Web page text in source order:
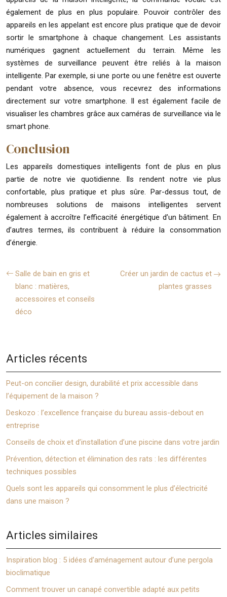
également de plus en plus populaire. Pouvoir contrôler des
appareils en les appelant est encore plus pratique que de devoir
sortir le smartphone à chaque changement. Les assistants
numériques gagnent actuellement du terrain. Même les
systèmes de surveillance peuvent être reliés à la maison
intelligente. Par exemple, si une porte ou une fenêtre est ouverte
pendant votre absence, vous recevrez des informations
directement sur votre smartphone. Il est également facile de
visualiser les chambres grâce aux caméras de surveillance via le
smart phone.
Conclusion
Les appareils domestiques intelligents font de plus en plus
partie de notre vie quotidienne. Ils rendent notre vie plus
confortable, plus pratique et plus sûre. Par-dessus tout, de
nombreuses solutions de maisons intelligentes servent
également à accroître l’efficacité énergétique d’un bâtiment. En
d’autres termes, ils contribuent à réduire la consommation
d’énergie.
Salle de bain en gris et
blanc : matières,
accessoires et conseils
déco
Créer un jardin de cactus et
plantes grasses
Articles récents
Peut-on concilier design, durabilité et prix accessible dans
l’équipement de la maison ?
Deskozo : l’excellence française du bureau assis-debout en
entreprise
Conseils de choix et d’installation d’une piscine dans votre jardin
Prévention, détection et élimination des rats : les différentes
techniques possibles
Quels sont les appareils qui consomment le plus d’électricité
dans une maison ?
Articles similaires
Inspiration blog : 5 idées d’aménagement autour d’une pergola
bioclimatique
Comment trouver un canapé convertible adapté aux petits